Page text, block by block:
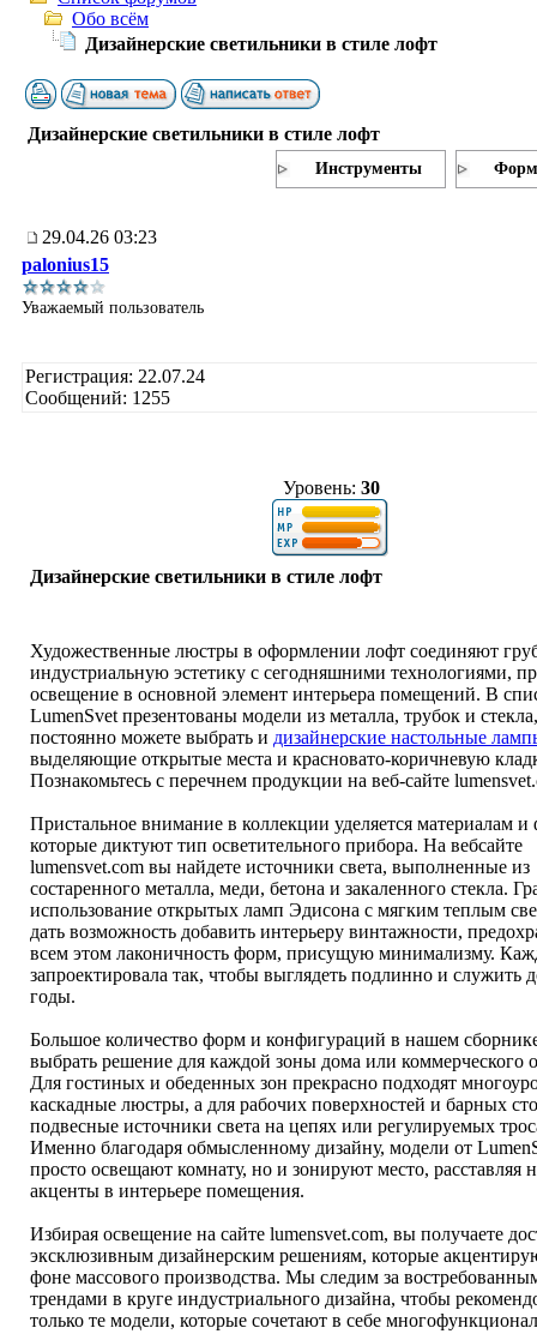
Обо всём
Дизайнерские светильники в стиле лофт
Дизайнерские светильники в стиле лофт
Инструменты
29.04.26 03:23
palonius15
Уважаемый пользователь
Регистрация: 22.07.24
Сообщений: 1255
Уровень: 30
Дизайнерские светильники в стиле лофт
Художественные люстры в оформлении лофт соединяют
индустриальную эстетику с сегодняшними технологиями,
освещение в основной элемент интерьера помещений. В
LumenSvet презентованы модели из металла, трубок и
постоянно можете выбрать и дизайнерские настольные
выделяющие открытые места и красновато-коричневую
Познакомьтесь с перечнем продукции на веб-сайте
Пристальное внимание в коллекции уделяется материалам и
которые диктуют тип осветительного прибора. На вебсайте
lumensvet.com вы найдете источники света, выполненные из
состаренного металла, меди, бетона и закаленного стекла.
использование открытых ламп Эдисона с мягким теплым
дать возможность добавить интерьеру винтажности,
всем этом лаконичность форм, присущую минимализму.
запроектировала так, чтобы выглядеть подлинно и служить
годы.
Большое количество форм и конфигураций в нашем
выбрать решение для каждой зоны дома или коммерческого
Для гостиных и обеденных зон прекрасно подходят
каскадные люстры, а для рабочих поверхностей и барных
подвесные источники света на цепях или регулируемых
Именно благодаря обмысленному дизайну, модели от
просто освещают комнату, но и зонируют место, расставляя
акценты в интерьере помещения.
Избирая освещение на сайте lumensvet.com, вы получаете
эксклюзивным дизайнерским решениям, которые
фоне массового производства. Мы следим за
трендами в круге индустриального дизайна, чтобы
только те модели, которые сочетают в себе